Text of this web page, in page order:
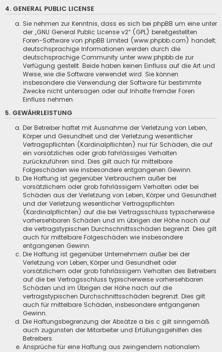
4. GENERAL PUBLIC LICENSE
Sie nehmen zur Kenntnis, dass es sich bei phpBB um eine unter
der „GNU General Public License v2“ (GPL) bereitgestellten
Foren-Software von phpBB Limited (www.phpbb.com) handelt;
deutschsprachige Informationen werden durch die
deutschsprachige Community unter www.phpbb.de zur
Verfügung gestellt. Beide haben keinen Einfluss auf die Art und
Weise, wie die Software verwendet wird. Sie können
insbesondere die Verwendung der Software für bestimmte
Zwecke nicht untersagen oder auf Inhalte fremder Foren
Einfluss nehmen.
5. GEWÄHRLEISTUNG
Der Betreiber haftet mit Ausnahme der Verletzung von Leben,
Körper und Gesundheit und der Verletzung wesentlicher
Vertragspflichten (Kardinalpflichten) nur für Schäden, die auf
ein vorsätzliches oder grob fahrlässiges Verhalten
zurückzuführen sind. Dies gilt auch für mittelbare
Folgeschäden wie insbesondere entgangenen Gewinn.
Die Haftung ist gegenüber Verbrauchern außer bei
vorsätzlichem oder grob fahrlässigem Verhalten oder bei
Schäden aus der Verletzung von Leben, Körper und Gesundheit
und der Verletzung wesentlicher Vertragspflichten
(Kardinalpflichten) auf die bei Vertragsschluss typischerweise
vorhersehbaren Schäden und im übrigen der Höhe nach auf
die vertragstypischen Durchschnittsschäden begrenzt. Dies gilt
auch für mittelbare Folgeschäden wie insbesondere
entgangenen Gewinn.
Die Haftung ist gegenüber Unternehmern außer bei der
Verletzung von Leben, Körper und Gesundheit oder
vorsätzlichem oder grob fahrlässigem Verhalten des Betreibers
auf die bei Vertragsschluss typischerweise vorhersehbaren
Schäden und im Übrigen der Höhe nach auf die
vertragstypischen Durchschnittsschäden begrenzt. Dies gilt
auch für mittelbare Schäden, insbesondere entgangenen
Gewinn.
Die Haftungsbegrenzung der Absätze a bis c gilt sinngemäß
auch zugunsten der Mitarbeiter und Erfüllungsgehilfen des
Betreibers.
Ansprüche für eine Haftung aus zwingendem nationalem